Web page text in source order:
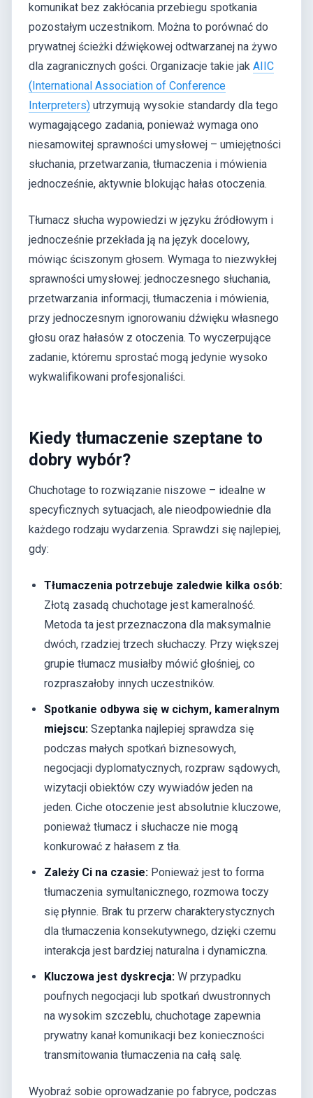
komunikat bez zakłócania przebiegu spotkania
pozostałym uczestnikom. Można to porównać do
prywatnej ścieżki dźwiękowej odtwarzanej na żywo
dla zagranicznych gości. Organizacje takie jak AIIC
(International Association of Conference
Interpreters) utrzymują wysokie standardy dla tego
wymagającego zadania, ponieważ wymaga ono
niesamowitej sprawności umysłowej – umiejętności
słuchania, przetwarzania, tłumaczenia i mówienia
jednocześnie, aktywnie blokując hałas otoczenia.
Tłumacz słucha wypowiedzi w języku źródłowym i
jednocześnie przekłada ją na język docelowy,
mówiąc ściszonym głosem. Wymaga to niezwykłej
sprawności umysłowej: jednoczesnego słuchania,
przetwarzania informacji, tłumaczenia i mówienia,
przy jednoczesnym ignorowaniu dźwięku własnego
głosu oraz hałasów z otoczenia. To wyczerpujące
zadanie, któremu sprostać mogą jedynie wysoko
wykwalifikowani profesjonaliści.
Kiedy tłumaczenie szeptane to
dobry wybór?
Chuchotage to rozwiązanie niszowe – idealne w
specyficznych sytuacjach, ale nieodpowiednie dla
każdego rodzaju wydarzenia. Sprawdzi się najlepiej,
gdy:
Tłumaczenia potrzebuje zaledwie kilka osób:
Złotą zasadą chuchotage jest kameralność.
Metoda ta jest przeznaczona dla maksymalnie
dwóch, rzadziej trzech słuchaczy. Przy większej
grupie tłumacz musiałby mówić głośniej, co
rozpraszałoby innych uczestników.
Spotkanie odbywa się w cichym, kameralnym
miejscu: Szeptanka najlepiej sprawdza się
podczas małych spotkań biznesowych,
negocjacji dyplomatycznych, rozpraw sądowych,
wizytacji obiektów czy wywiadów jeden na
jeden. Ciche otoczenie jest absolutnie kluczowe,
ponieważ tłumacz i słuchacze nie mogą
konkurować z hałasem z tła.
Zależy Ci na czasie: Ponieważ jest to forma
tłumaczenia symultanicznego, rozmowa toczy
się płynnie. Brak tu przerw charakterystycznych
dla tłumaczenia konsekutywnego, dzięki czemu
interakcja jest bardziej naturalna i dynamiczna.
Kluczowa jest dyskrecja: W przypadku
poufnych negocjacji lub spotkań dwustronnych
na wysokim szczeblu, chuchotage zapewnia
prywatny kanał komunikacji bez konieczności
transmitowania tłumaczenia na całą salę.
Wyobraź sobie oprowadzanie po fabryce, podczas